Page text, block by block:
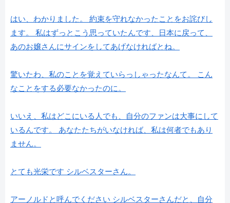
はい、わかりました。 約束を守れなかったことをお詫びし
ます。 私はずっとこう思っていたんです、日本に戻って、
あのお嬢さんにサインをしてあげなければとね。
驚いたわ、私のことを覚えていらっしゃったなんて。 こん
なことをする必要なかったのに。
いいえ、私はどこにいる人でも、自分のファンは大事にして
いるんです。 あなたたちがいなければ、私は何者でもあり
ません。
とても光栄です シルベスターさん。
アーノルドと呼んでください シルベスターさんだと、自分